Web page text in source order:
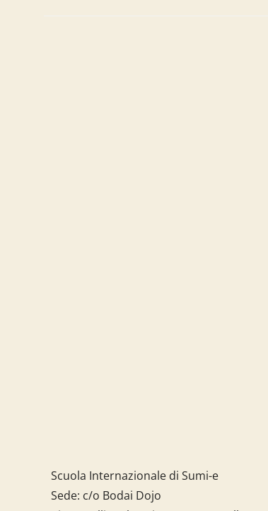
Scuola Internazionale di Sumi-e
Sede: c/o Bodai Dojo